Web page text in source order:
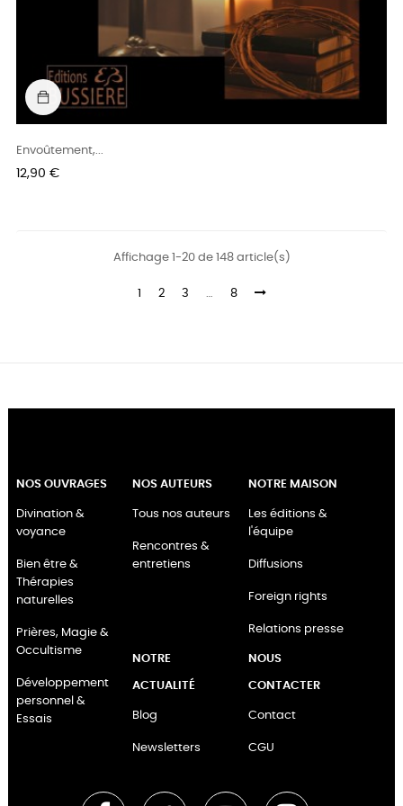
Envoûtement,...
Prix
12,90 €
Affichage 1-20 de 148 article(s)
2 3 … 8
NOS OUVRAGES
Divination &
voyance
Bien être &
Thérapies
naturelles
Prières, Magie &
Occultisme
Développement
personnel &
Essais
NOS AUTEURS
Tous nos auteurs
Rencontres &
entretiens
NOTRE MAISON
Les éditions &
l'équipe
Diffusions
Foreign rights
Relations presse
NOTRE
ACTUALITÉ
Blog
Newsletters
NOUS
CONTACTER
Contact
CGU